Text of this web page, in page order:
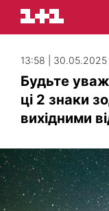
13:58 | 30.05.2025
Будьте
ці 2 знаки
вихідними